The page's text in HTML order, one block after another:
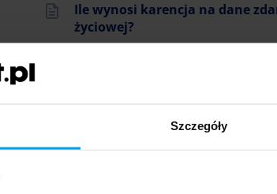
Szczegóły
Ile wynosi karencja na dane
życiowej?